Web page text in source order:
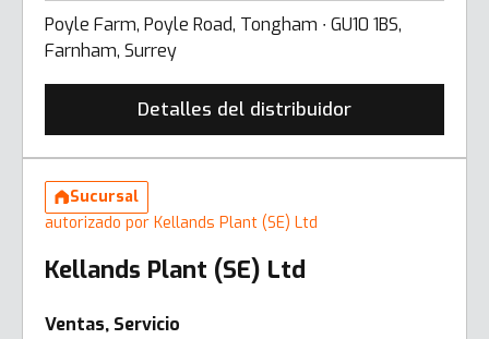
Poyle Farm, Poyle Road, Tongham ∙ GU10 1BS,
Farnham, Surrey
Detalles del distribuidor
Sucursal
autorizado por Kellands Plant (SE) Ltd
Kellands Plant (SE) Ltd
Ventas, Servicio